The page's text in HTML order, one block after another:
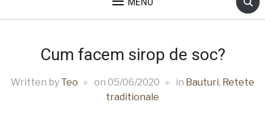
Cum facem sirop de soc?
Written by Teo on 05/06/2020 in Bauturi, Retete
traditionale